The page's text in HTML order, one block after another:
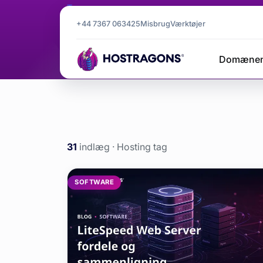
+44 7367 063425MisbrugVærktøjer
Tag
Hosting
Hjemmeside
31 indlæg · Hosting tag
Hosting
SOFTWARE